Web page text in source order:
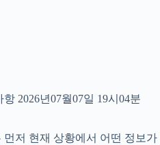
2026년07월07일 19시04분
먼저 현재 상황에서 어떤 정보가